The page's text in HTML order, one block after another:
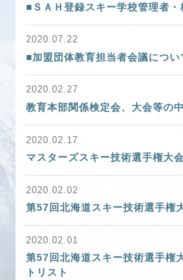
教育本部 活動内容紹介
パッチテスト検定の開催風景
教育本部に関する各種情報
■ＳＡＨ登録スキー学校管理者・
2020.07.22
■加盟団体教育担当者会議につい
2020.02.27
教育本部関係検定会、大会等の
2020.02.17
マスターズスキー技術選手権大
2020.02.02
第57回北海道スキー技術選手権
2020.02.01
第57回北海道スキー技術選手権
トリスト